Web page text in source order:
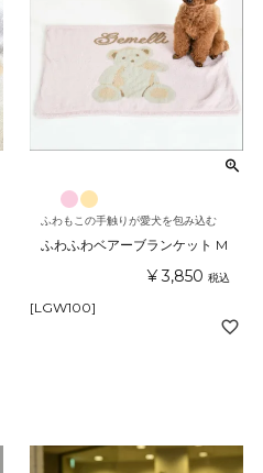
ふわもこの手触りが愛犬を包み込む
ふわふわベアーブランケット M
¥ 3,850 税込
[LGW100]